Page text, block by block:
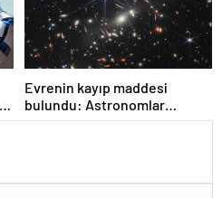
Evrenin kayıp maddesi
bulundu: Astronomlar
hidrojenin izini sürdü